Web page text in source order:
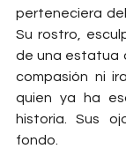
perteneciera
Su rostro,
de una estatua
compasión ni
quien ya ha
historia. Sus
fondo.